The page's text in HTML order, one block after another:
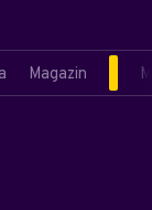
Magazin